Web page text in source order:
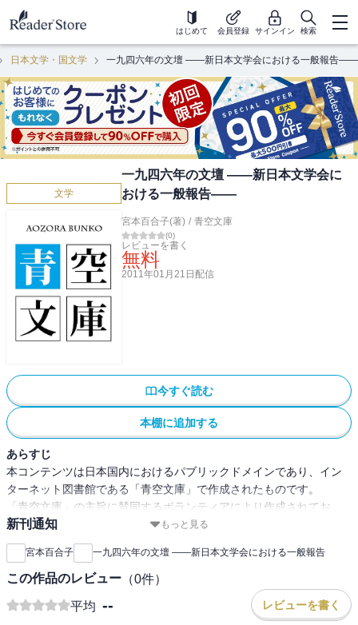
はじめて 会員登録 サインイン 検索
日本文学・国文学 一九四六年の文壇 ――新日本文学会における一般報告――
文学
一九四六年の文壇 ――新日本文学会に
おける一般報告――
宮本百合子(著) / 青空文庫
(0)
レビューを書く
無料
2011年01月21日 配信
今すぐ読む
本棚に追加する
あらすじ
本コンテンツは日本国内におけるパブリックドメインであり、イン
ターネット図書館である「青空文庫」で作成されたものです。
「青空文庫」の主旨に賛同するボランティアにより作成されてお
り、注釈等が追記されている場合があります。
もっと見る
新刊通知
宮本百合子 一九四六年の文壇 ――新日本文学会における一般報告
この作品のレビュー （0件）
平均 -- レビューを書く